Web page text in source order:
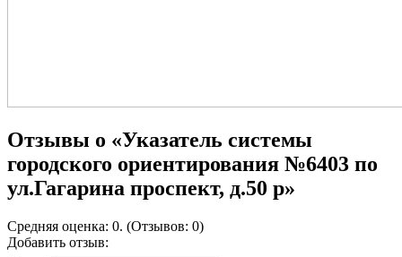
Отзывы о «Указатель системы
городского ориентирования №6403 по
ул.Гагарина проспект, д.50 р»
Средняя оценка: 0. (Отзывов: 0)
Добавить отзыв: